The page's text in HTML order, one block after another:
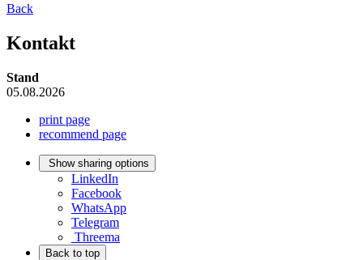
Back
Kontakt
Stand
05.08.2026
print page
recommend page
Show sharing options
LinkedIn
Facebook
WhatsApp
Telegram
Threema
Back to top